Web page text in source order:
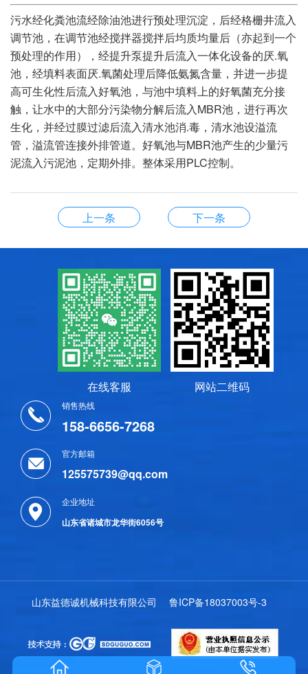
污水经化粪池流经除油池进行预处理沉淀，后经格栅井流入
调节池，在调节池经搅拌器搅拌后均质均量后（亦起到一个
预处理的作用），经提升泵提升后流入一体化设备的厌.氧
池，经填料表面厌.氧菌处理后降低氨氮含量，并进一步提
高可生化性后流入好氧池，与池中填料上的好氧菌充分接
触，让水中的大部分污染物分解后流入MBR池，进行再次
生化，并经过膜过滤后流入清水池消.毒，清水池设溢流
管，溢流管连接外排管道。好氧池与MBR池产生的少量污
泥流入污泥池，定期外排。整体采用PLC控制。
上一条 下一条
在线客服 网站二维码
销售热线
158-6656-7268
官方邮箱
125575739@qq.com
企业地址
山东省诸城市龙华街6056号
山东益德诚机械科技有限公司 鲁ICP备18037003号-3